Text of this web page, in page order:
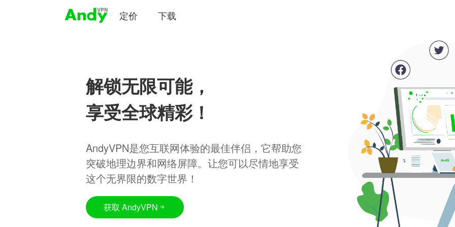
定价 下载
解锁无限可能，
享受全球精彩！
AndyVPN是您互联网体验的最佳伴侣，它帮助您
突破地理边界和网络屏障。让您可以尽情地享受
这个无界限的数字世界！
获取 AndyVPN